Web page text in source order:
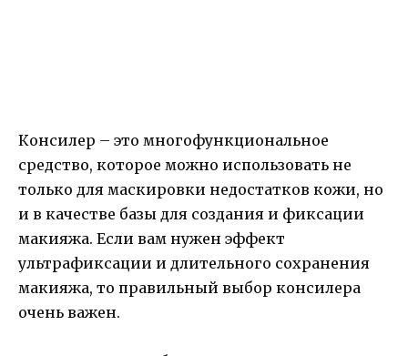
Консилер – это многофункциональное
средство, которое можно использовать не
только для маскировки недостатков кожи, но
и в качестве базы для создания и фиксации
макияжа. Если вам нужен эффект
ультрафиксации и длительного сохранения
макияжа, то правильный выбор консилера
очень важен.